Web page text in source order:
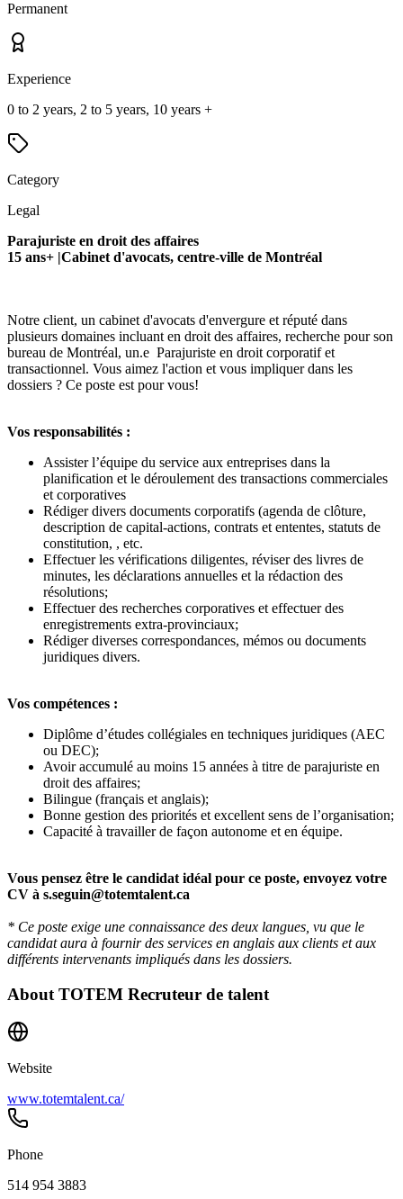
Permanent
Experience
0 to 2 years, 2 to 5 years, 10 years +
Category
Legal
Parajuriste en droit des affaires
15 ans+ |Cabinet d'avocats, centre-ville de Montréal
Notre client, un cabinet d'avocats d'envergure et réputé dans
plusieurs domaines incluant en droit des affaires, recherche pour son
bureau de Montréal, un.e Parajuriste en droit corporatif et
transactionnel. Vous aimez l'action et vous impliquer dans les
dossiers ? Ce poste est pour vous!
Vos responsabilités :
Assister l’équipe du service aux entreprises dans la
planification et le déroulement des transactions commerciales
et corporatives
Rédiger divers documents corporatifs (agenda de clôture,
description de capital-actions, contrats et ententes, statuts de
constitution, , etc.
Effectuer les vérifications diligentes, réviser des livres de
minutes, les déclarations annuelles et la rédaction des
résolutions;
Effectuer des recherches corporatives et effectuer des
enregistrements extra-provinciaux;
Rédiger diverses correspondances, mémos ou documents
juridiques divers.
Vos compétences :
Diplôme d’études collégiales en techniques juridiques (AEC
ou DEC);
Avoir accumulé au moins 15 années à titre de parajuriste en
droit des affaires;
Bilingue (français et anglais);
Bonne gestion des priorités et excellent sens de l’organisation;
Capacité à travailler de façon autonome et en équipe.
Vous pensez être le candidat idéal pour ce poste, envoyez votre
CV à s.seguin@totemtalent.ca
* Ce poste exige une connaissance des deux langues, vu que le
candidat aura à fournir des services en anglais aux clients et aux
différents intervenants impliqués dans les dossiers.
About TOTEM Recruteur de talent
Website
www.totemtalent.ca/
Phone
514 954 3883